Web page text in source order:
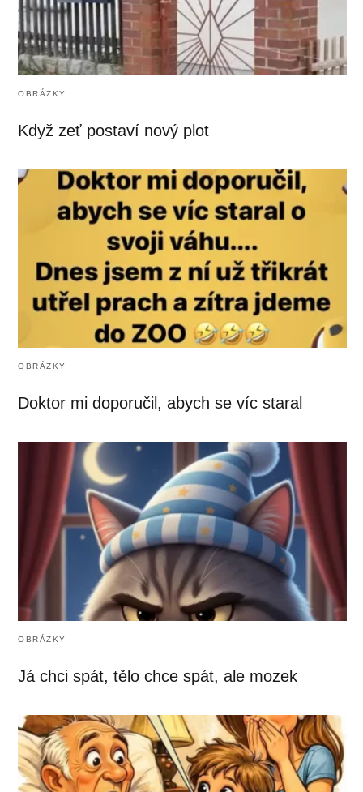
OBRÁZKY
Když zeť postaví nový plot
OBRÁZKY
Doktor mi doporučil, abych se víc staral
OBRÁZKY
Já chci spát, tělo chce spát, ale mozek